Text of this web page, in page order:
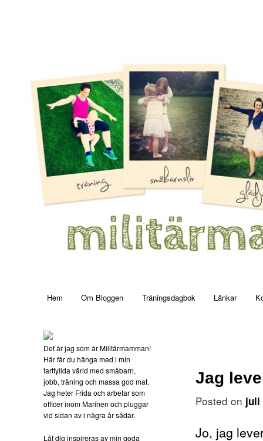
Skip to primary content
Hem Om Bloggen Träningsdagbok Länkar
Jag
Posted on juli
Jo, jag
Det är jag som är Militärmamman!
Här får du hänga med i min
fartfyllda värld med småbarn,
jobb, träning och massa god mat.
Jag heter Frida och arbetar som
officer inom Marinen och pluggar
vid sidan av i några år sådär.
Låt dig inspireras av min goda